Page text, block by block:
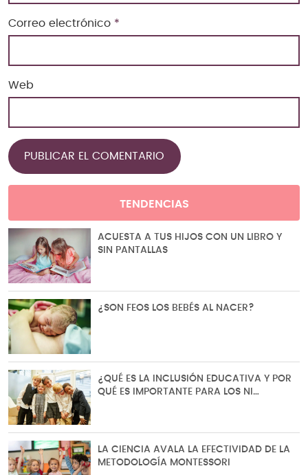
Correo electrónico *
Web
TENDENCIAS
ACUESTA A TUS HIJOS CON UN LIBRO Y
SIN PANTALLAS
¿SON FEOS LOS BEBÉS AL NACER?
¿QUÉ ES LA INCLUSIÓN EDUCATIVA Y POR
QUÉ ES IMPORTANTE PARA LOS NI…
LA CIENCIA AVALA LA EFECTIVIDAD DE LA
METODOLOGÍA MONTESSORI